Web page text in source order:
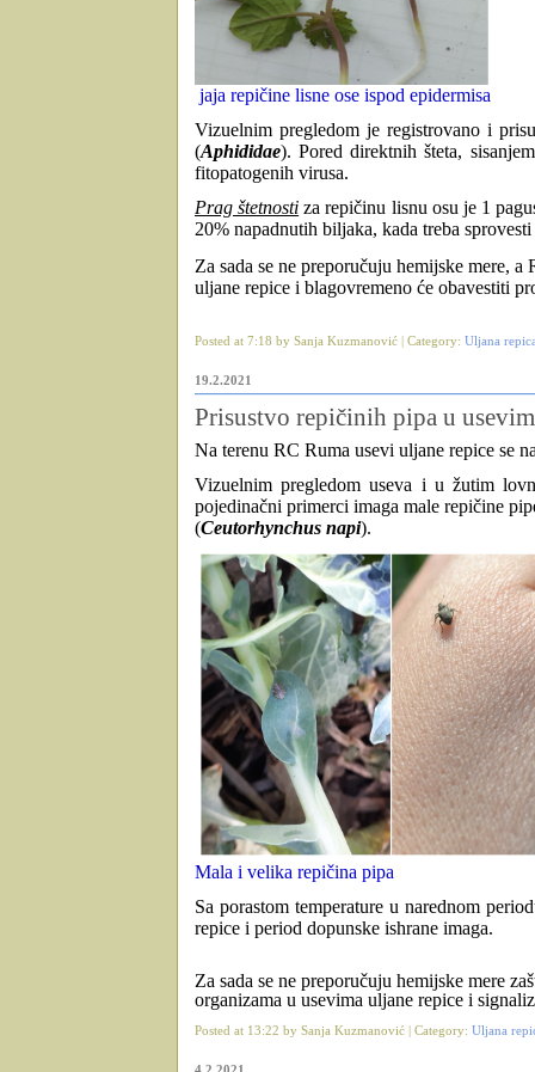
jaja repičine lisne ose ispod epidermisa
Vizuelnim pregledom je registrovano i
(Aphididae).Pored direktnih šteta,
fitopatogenih virusa.
Prag štetnosti zarepičinu lisnu osu je 1
20% napadnutih biljaka, kada treba
Za sada se ne preporučuju hemijske mere,
uljane repice i blagovremeno će obavestiti
Posted at 7:18 by Sanja Kuzmanović | Category: Uljana
19.2.2021
Prisustvo repičinih pipa u
Na terenu RC Ruma usevi uljane repice se
Vizuelnim pregledom useva i u žutim
pojedinačni primerci imaga male repičine
(Ceutorhynchus napi).
Mala i velika repičina pipa
Sa porastom temperature u narednom
repice i period dopunske ishrane imaga.
Za sada se ne preporučuju hemijske mere
organizama u usevima uljane repice i
Posted at 13:22 by Sanja Kuzmanović | Category: Uljana